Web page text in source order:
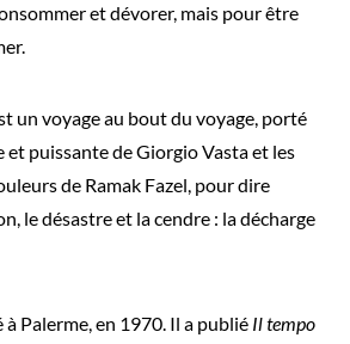
et dévorer, mais pour être
un voyage au bout du voyage, porté
et puissante de Giorgio Vasta et les
de Ramak Fazel, pour dire
le désastre et la cendre : la décharge
Palerme, en 1970. Il a publié Il tempo